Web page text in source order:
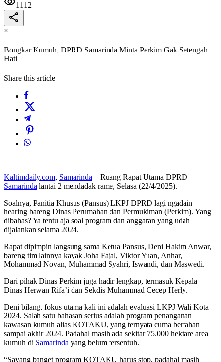
1112
×
Bongkar Kumuh, DPRD Samarinda Minta Perkim Gak Setengah
Hati
Share this article
Kaltimdaily.com, Samarinda – Ruang Rapat Utama DPRD
Samarinda lantai 2 mendadak rame, Selasa (22/4/2025).
Soalnya, Panitia Khusus (Pansus) LKPJ DPRD lagi ngadain
hearing bareng Dinas Perumahan dan Permukiman (Perkim). Yang
dibahas? Ya tentu aja soal program dan anggaran yang udah
dijalankan selama 2024.
Rapat dipimpin langsung sama Ketua Pansus, Deni Hakim Anwar,
bareng tim lainnya kayak Joha Fajal, Viktor Yuan, Anhar,
Mohammad Novan, Muhammad Syahri, Iswandi, dan Maswedi.
Dari pihak Dinas Perkim juga hadir lengkap, termasuk Kepala
Dinas Herwan Rifa’i dan Sekdis Muhammad Cecep Herly.
Deni bilang, fokus utama kali ini adalah evaluasi LKPJ Wali Kota
2024. Salah satu bahasan serius adalah program penanganan
kawasan kumuh alias KOTAKU, yang ternyata cuma bertahan
sampai akhir 2024. Padahal masih ada sekitar 75.000 hektare area
kumuh di Samarinda yang belum tersentuh.
“Sayang banget program KOTAKU harus stop, padahal masih